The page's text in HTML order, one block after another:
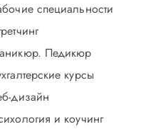
специальности
Педикюр
курсы
дизайн
и коучинг